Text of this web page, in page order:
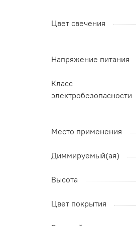
Цвет свечения
Напряжение питания
Класс
электробезопасности
Место применения
Диммируемый(ая)
Высота
Цвет покрытия